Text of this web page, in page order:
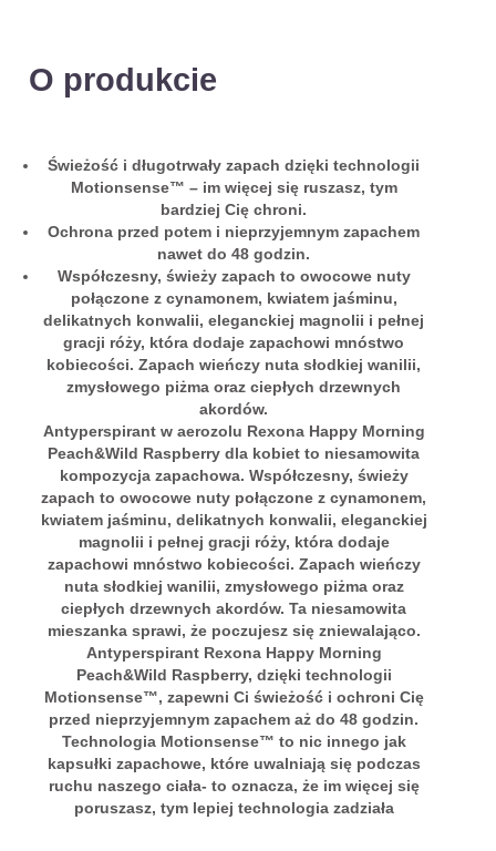
O produkcie
Świeżość i długotrwały zapach dzięki technologii
Motionsense™ – im więcej się ruszasz, tym
bardziej Cię chroni.
Ochrona przed potem i nieprzyjemnym zapachem
nawet do 48 godzin.
Współczesny, świeży zapach to owocowe nuty
połączone z cynamonem, kwiatem jaśminu,
delikatnych konwalii, eleganckiej magnolii i pełnej
gracji róży, która dodaje zapachowi mnóstwo
kobiecości. Zapach wieńczy nuta słodkiej wanilii,
zmysłowego piżma oraz ciepłych drzewnych
akordów.
Antyperspirant w aerozolu Rexona Happy Morning
Peach&Wild Raspberry dla kobiet to niesamowita
kompozycja zapachowa. Współczesny, świeży
zapach to owocowe nuty połączone z cynamonem,
kwiatem jaśminu, delikatnych konwalii, eleganckiej
magnolii i pełnej gracji róży, która dodaje
zapachowi mnóstwo kobiecości. Zapach wieńczy
nuta słodkiej wanilii, zmysłowego piżma oraz
ciepłych drzewnych akordów. Ta niesamowita
mieszanka sprawi, że poczujesz się zniewalająco.
Antyperspirant Rexona Happy Morning
Peach&Wild Raspberry, dzięki technologii
Motionsense™, zapewni Ci świeżość i ochroni Cię
przed nieprzyjemnym zapachem aż do 48 godzin.
Technologia Motionsense™ to nic innego jak
kapsułki zapachowe, które uwalniają się podczas
ruchu naszego ciała- to oznacza, że im więcej się
poruszasz, tym lepiej technologia zadziała